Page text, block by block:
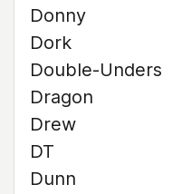
Donny
Dork
Double-Unders
Dragon
Drew
DT
Dunn